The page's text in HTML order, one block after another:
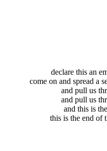
declare this an
come on and spread a
and pull us
and pull us
and this is
this is the end of